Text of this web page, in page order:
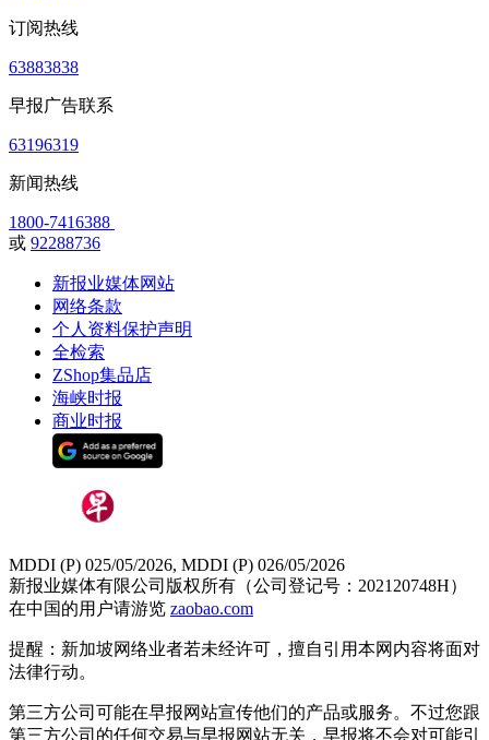
订阅热线
63883838
早报广告联系
63196319
新闻热线
1800-7416388
或 92288736
新报业媒体网站
网络条款
个人资料保护声明
全检索
ZShop集品店
海峡时报
商业时报
MDDI (P) 025/05/2026, MDDI (P) 026/05/2026
新报业媒体有限公司版权所有（公司登记号：202120748H）
在中国的用户请游览 zaobao.com
提醒：新加坡网络业者若未经许可，擅自引用本网内容将面对
法律行动。
第三方公司可能在早报网站宣传他们的产品或服务。不过您跟
第三方公司的任何交易与早报网站无关，早报将不会对可能引